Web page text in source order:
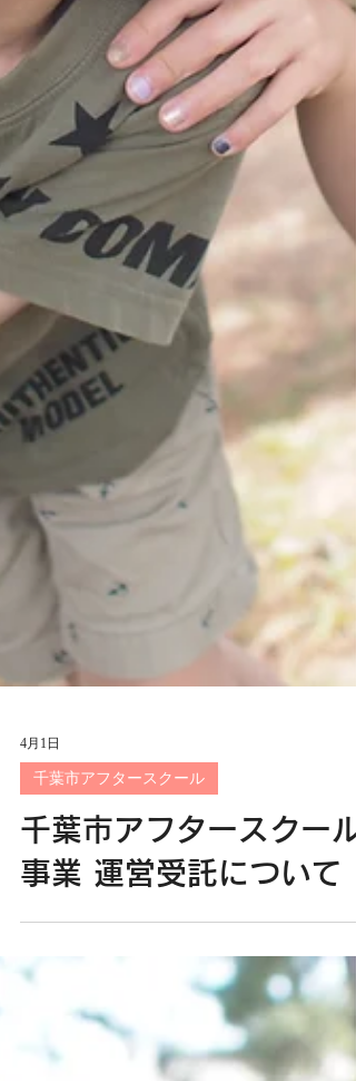
4月1日
千葉市アフタースクール
千葉市アフタースクール
事業 運営受託について